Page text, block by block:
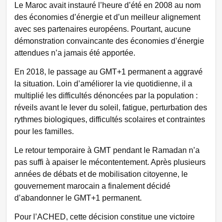
Le Maroc avait instauré l’heure d’été en 2008 au nom
des économies d’énergie et d’un meilleur alignement
avec ses partenaires européens. Pourtant, aucune
démonstration convaincante des économies d’énergie
attendues n’a jamais été apportée.
En 2018, le passage au GMT+1 permanent a aggravé
la situation. Loin d’améliorer la vie quotidienne, il a
multiplié les difficultés dénoncées par la population :
réveils avant le lever du soleil, fatigue, perturbation des
rythmes biologiques, difficultés scolaires et contraintes
pour les familles.
Le retour temporaire à GMT pendant le Ramadan n’a
pas suffi à apaiser le mécontentement. Après plusieurs
années de débats et de mobilisation citoyenne, le
gouvernement marocain a finalement décidé
d’abandonner le GMT+1 permanent.
Pour l’ACHED, cette décision constitue une victoire